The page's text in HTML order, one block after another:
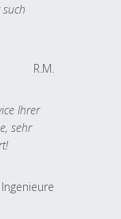
R.M.
Ihrer
sehr